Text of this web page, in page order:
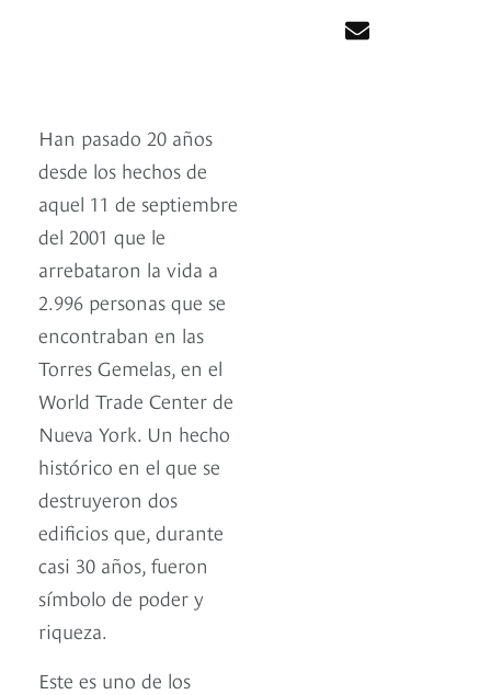
Han pasado 20 años
desde los hechos de
aquel 11 de septiembre
del 2001 que le
arrebataron la vida a
2.996 personas que se
encontraban en las
Torres Gemelas, en el
World Trade Center de
Nueva York. Un hecho
histórico en el que se
destruyeron dos
edificios que, durante
casi 30 años, fueron
símbolo de poder y
riqueza.
Este es uno de los